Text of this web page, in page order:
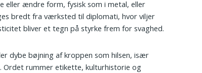
eller ændre form, fysisk som i metal, eller
bredt fra værksted til diplomati, hvor viljer
bliver et tegn på styrke frem for svaghed.
dybe bøjning af kroppen som hilsen, især
rummer etikette, kulturhistorie og